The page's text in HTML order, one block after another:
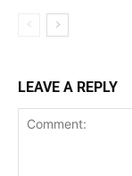
LEAVE A REPLY